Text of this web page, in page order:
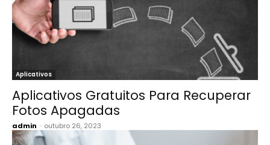
Aplicativos
Aplicativos Gratuitos Para Recuperar
Fotos Apagadas
admin - outubro 26, 2023